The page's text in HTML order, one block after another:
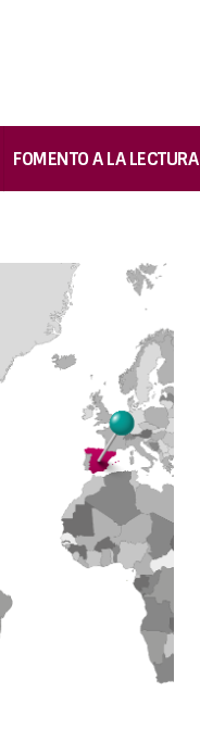
FOMENTO A LA LECTURA